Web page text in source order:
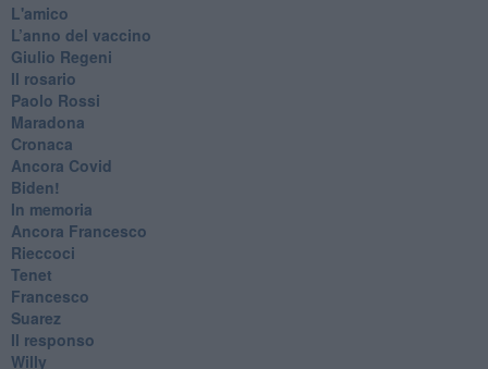
L'amico
​L’anno del vaccino
Giulio Regeni
​Il rosario
Paolo Rossi
Maradona
Cronaca
​Ancora Covid
​Biden!
In memoria
​Ancora Francesco
Rieccoci
Tenet
Francesco
Suarez
​Il responso
Willy